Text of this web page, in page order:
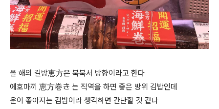
올 해의 길방恵方은 북북서 방향이라고 한다
에호마끼 恵方巻き 는 직역을 하면 좋은 방위 김밥인데
운이 좋아지는 김밥이라 생각하면 간단할 것 같다